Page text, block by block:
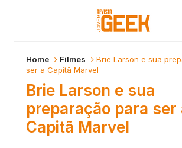
Home Filmes
Brie Larson e sua
ser a Capitã Marvel
Brie Larson e sua
preparação para ser
Capitã Marvel